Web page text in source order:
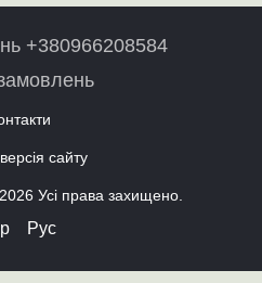
+380966208584
сайту
Усі права захищено.
Рус